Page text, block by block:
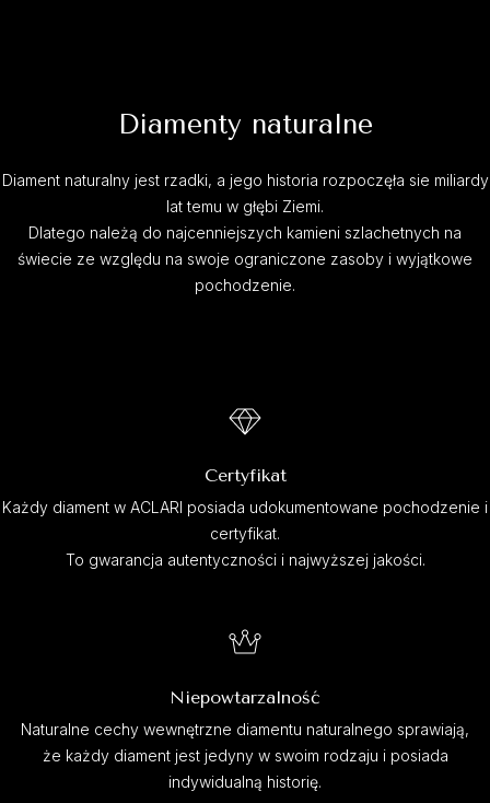
Diamenty naturalne
Diament naturalny jest rzadki, a jego historia rozpoczęła sie miliardy
lat temu w głębi Ziemi.
Dlatego należą do najcenniejszych kamieni szlachetnych na
świecie ze względu na swoje ograniczone zasoby i wyjątkowe
pochodzenie.
Certyfikat
Każdy diament w ACLARI posiada udokumentowane pochodzenie i
certyfikat.
To gwarancja autentyczności i najwyższej jakości.
Niepowtarzalność
Naturalne cechy wewnętrzne diamentu naturalnego sprawiają,
że każdy diament jest jedyny w swoim rodzaju i posiada
indywidualną historię.